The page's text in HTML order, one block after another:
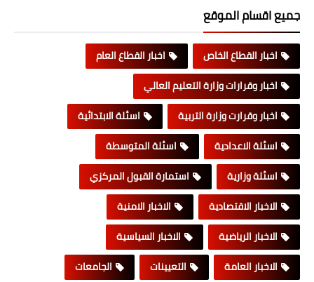
جميع اقسام الموقع
اخبار القطاع الخاص
اخبار القطاع العام
اخبار وقرارات وزارة التعليم العالي
اخبار وقرارت وزارة التربية
اسئلة الابتدائية
اسئلة الاعدادية
اسئلة المتوسطة
اسئلة وزارية
استمارة القبول المركزي
الاخبار الاقتصادية
الاخبار الامنية
الاخبار الرياضية
الاخبار السياسية
الاخبار العامة
التعيينات
الجامعات